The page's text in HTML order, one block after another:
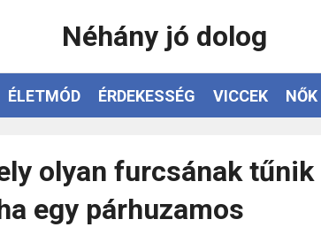
Néhány jó dolog
ÉLETMÓD ÉRDEKESSÉG VICCEK NŐK
olyan furcsának tűnik
egy párhuzamos